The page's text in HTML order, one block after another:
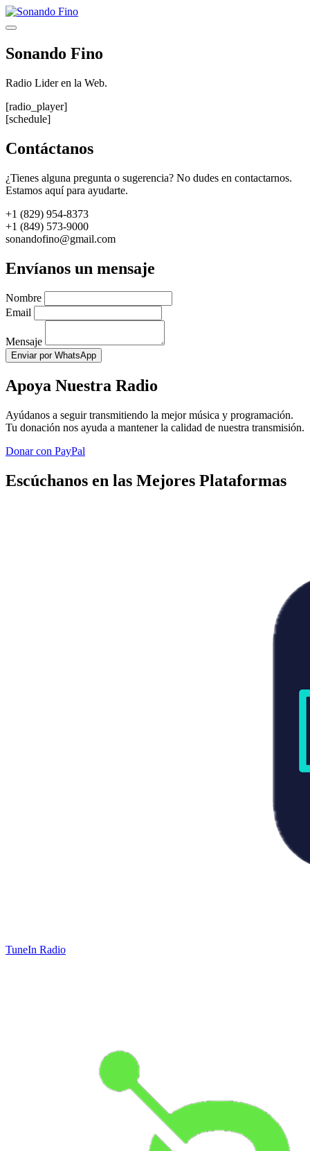
Saltar
al
Menú
Sonando Fino
Radio Lider en la Web.
[radio_player]
[schedule]
Contáctanos
¿Tienes alguna pregunta o sugerencia? No dudes en contactarnos.
Estamos aquí para ayudarte.
+1 (829) 954-8373
+1 (849) 573-9000
sonandofino@gmail.com
Envíanos un mensaje
Nombre
Email
Mensaje
Enviar por WhatsApp
Apoya Nuestra Radio
Ayúdanos a seguir transmitiendo la mejor música y programación.
Tu donación nos ayuda a mantener la calidad de nuestra transmisión.
Donar con PayPal
Escúchanos en las Mejores Plataformas
TuneIn Radio